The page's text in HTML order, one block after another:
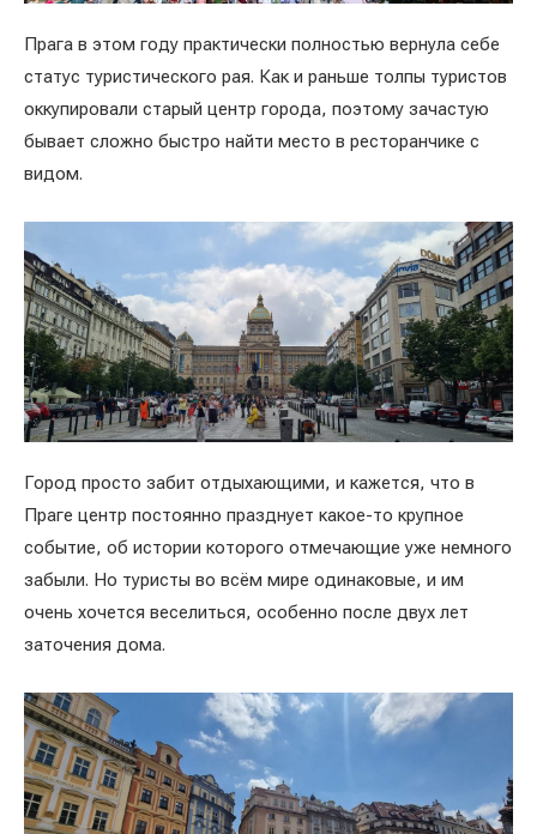
Прага в этом году практически полностью вернула себе
статус туристического рая. Как и раньше толпы туристов
оккупировали старый центр города, поэтому зачастую
бывает сложно быстро найти место в ресторанчике с
видом.
Город просто забит отдыхающими, и кажется, что в
Праге центр постоянно празднует какое-то крупное
событие, об истории которого отмечающие уже немного
забыли. Но туристы во всём мире одинаковые, и им
очень хочется веселиться, особенно после двух лет
заточения дома.